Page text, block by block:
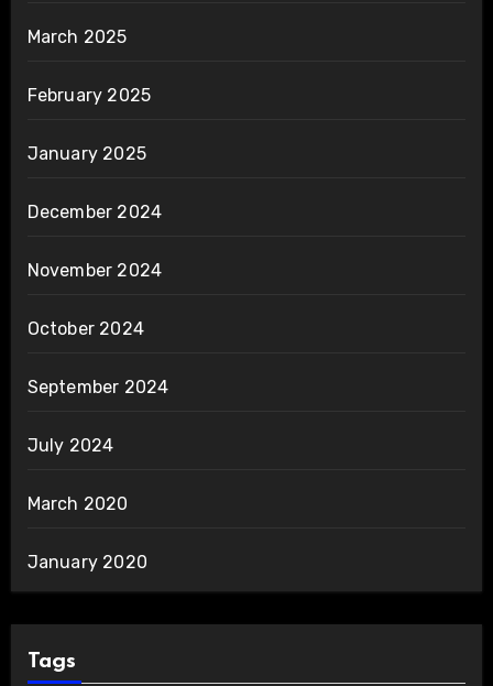
March 2025
February 2025
January 2025
December 2024
November 2024
October 2024
September 2024
July 2024
March 2020
January 2020
Tags